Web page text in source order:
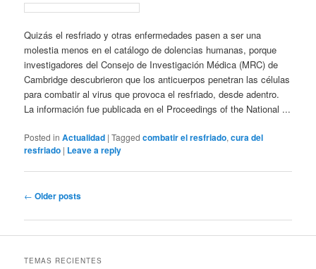
Quizás el resfriado y otras enfermedades pasen a ser una
molestia menos en el catálogo de dolencias humanas, porque
investigadores del Consejo de Investigación Médica (MRC) de
Cambridge descubrieron que los anticuerpos penetran las células
para combatir al virus que provoca el resfriado, desde adentro.
La información fue publicada en el Proceedings of the National ...
Posted in Actualidad |Tagged combatir el resfriado,cura del
resfriado | Leave a reply
Post
← Older posts
TEMAS RECIENTES